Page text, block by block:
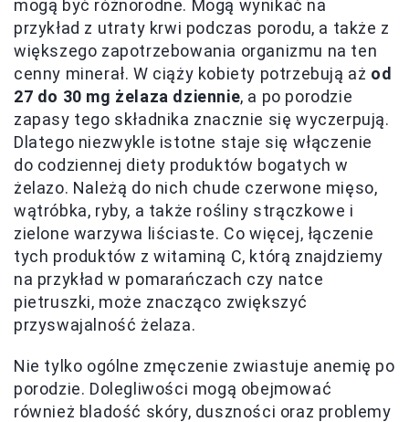
mogą być różnorodne. Mogą wynikać na
przykład z utraty krwi podczas porodu, a także z
większego zapotrzebowania organizmu na ten
cenny minerał. W ciąży kobiety potrzebują aż od
27 do 30 mg żelaza dziennie, a po porodzie
zapasy tego składnika znacznie się wyczerpują.
Dlatego niezwykle istotne staje się włączenie
do codziennej diety produktów bogatych w
żelazo. Należą do nich chude czerwone mięso,
wątróbka, ryby, a także rośliny strączkowe i
zielone warzywa liściaste. Co więcej, łączenie
tych produktów z witaminą C, którą znajdziemy
na przykład w pomarańczach czy natce
pietruszki, może znacząco zwiększyć
przyswajalność żelaza.
Nie tylko ogólne zmęczenie zwiastuje anemię po
porodzie. Dolegliwości mogą obejmować
również bladość skóry, duszności oraz problemy